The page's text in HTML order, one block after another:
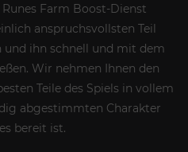
Farm Boost-Dienst
anspruchsvollsten Teil
und ihn schnell und mit dem
Wir nehmen Ihnen den
Teile des Spiels in vollem
abgestimmten Charakter
bereit ist.